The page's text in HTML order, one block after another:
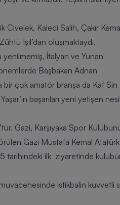
Civelek, Kaleci Salih, Çakır
Işıl’dan oluşmaktaydı.
İtalyan ve Yunan
Başbakan Adnan
bir çok amatör branşa da Kaf Sin
başarıları yeni yetişen
tür. Gazi, Karşıyaka Spor
Gazi Mustafa Kemal
tarihindeki ilk ziyaretinde
istikbalin kuvvetli